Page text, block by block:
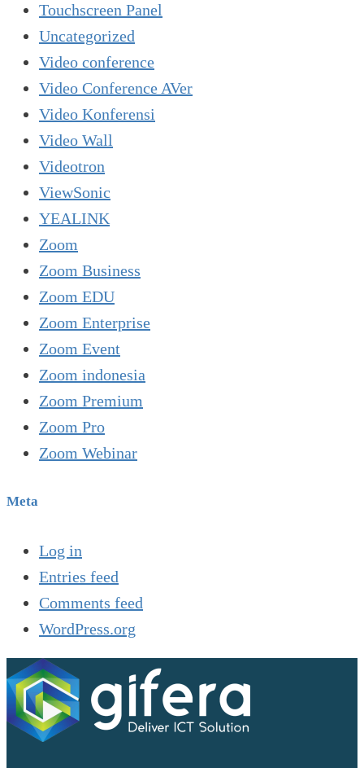
Touchscreen Panel
Uncategorized
Video conference
Video Conference AVer
Video Konferensi
Video Wall
Videotron
ViewSonic
YEALINK
Zoom
Zoom Business
Zoom EDU
Zoom Enterprise
Zoom Event
Zoom indonesia
Zoom Premium
Zoom Pro
Zoom Webinar
Meta
Log in
Entries feed
Comments feed
WordPress.org